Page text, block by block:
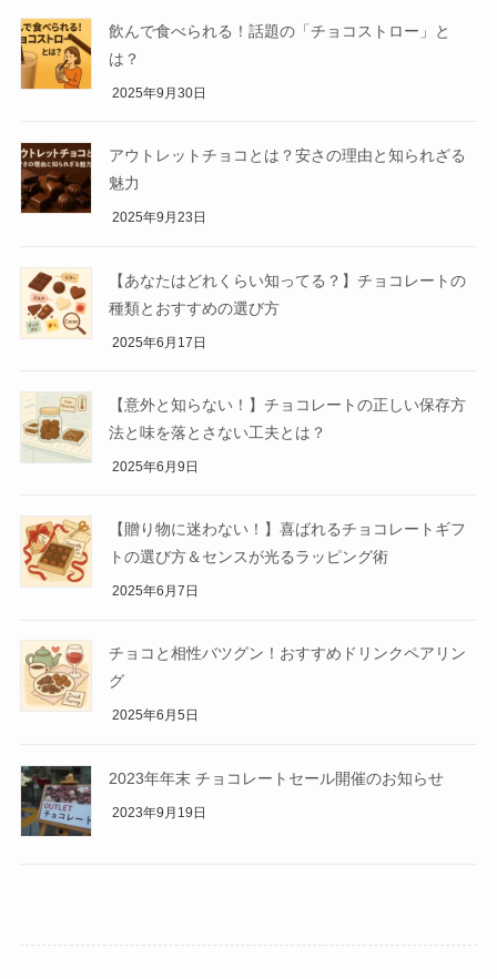
飲んで食べられる！話題の「チョコストロー」と
は？
2025年9月30日
アウトレットチョコとは？安さの理由と知られざる
魅力
2025年9月23日
【あなたはどれくらい知ってる？】チョコレートの
種類とおすすめの選び方
2025年6月17日
【意外と知らない！】チョコレートの正しい保存方
法と味を落とさない工夫とは？
2025年6月9日
【贈り物に迷わない！】喜ばれるチョコレートギフ
トの選び方＆センスが光るラッピング術
2025年6月7日
チョコと相性バツグン！おすすめドリンクペアリン
グ
2025年6月5日
2023年年末 チョコレートセール開催のお知らせ
2023年9月19日